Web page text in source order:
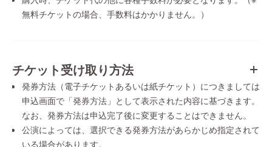
無料チケットの場合、手数料はかかりません。）
チケット受け取り方法
発券方法（電子チケットあるいは紙チケット）につきましては
申込画面で「発券方法」として表示された内容に基づきます。
なお、発券方法は申込完了後に変更することはできません。
公演によっては、選択できる発券方法があらかじめ指定されて
いる場合があります。